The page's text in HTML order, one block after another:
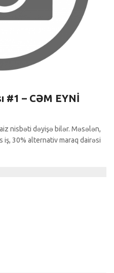
#1 – CƏM EYNİ
nisbəti dəyişə bilər. Məsələn,
iş, 30% alternativ maraq dairəsi